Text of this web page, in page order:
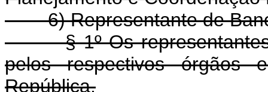
6) Representante de
§ 1º Os representantes e
pelos respectivos órgãos
República.